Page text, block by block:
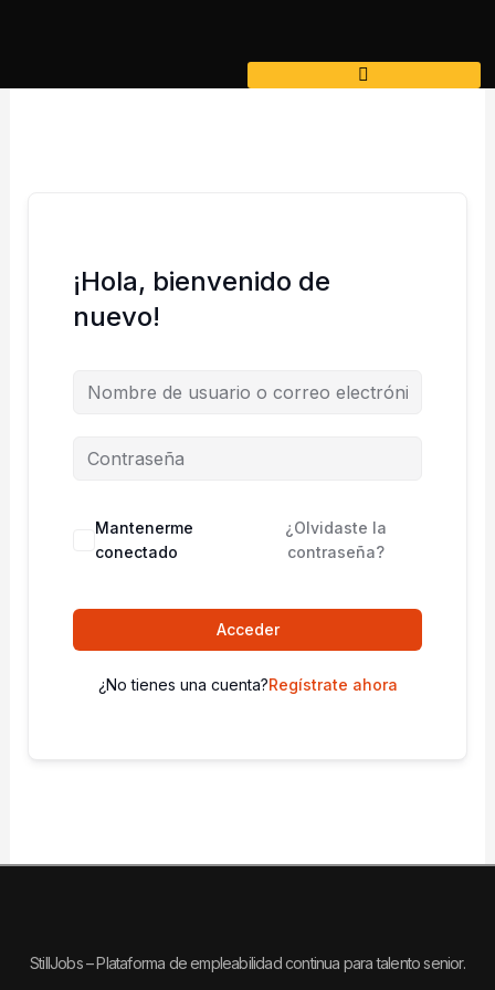
¡Hola, bienvenido de
nuevo!
Mantenerme
conectado
¿Olvidaste la
contraseña?
Acceder
¿No tienes una cuenta?Regístrate ahora
StillJobs – Plataforma de empleabilidad continua para talento senior.